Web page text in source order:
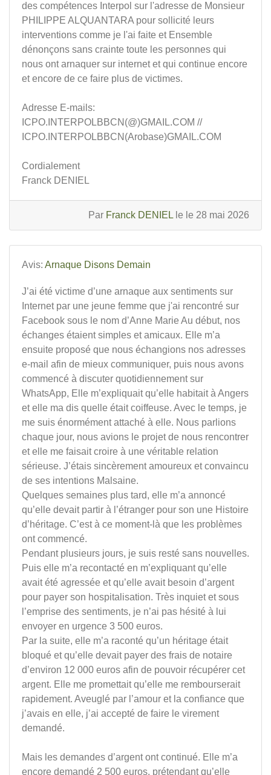
des compétences Interpol sur l'adresse de Monsieur
PHILIPPE ALQUANTARA pour sollicité leurs
interventions comme je l'ai faite et Ensemble
dénonçons sans crainte toute les personnes qui
nous ont arnaquer sur internet et qui continue encore
et encore de ce faire plus de victimes.
Adresse E-mails:
ICPO.INTERPOLBBCN(@)GMAIL.COM //
ICPO.INTERPOLBBCN(Arobase)GMAIL.COM
Cordialement
Franck DENIEL
Par Franck DENIEL le le 28 mai 2026
Avis: Arnaque Disons Demain
J’ai été victime d’une arnaque aux sentiments sur
Internet par une jeune femme que j'ai rencontré sur
Facebook sous le nom d’Anne Marie Au début, nos
échanges étaient simples et amicaux. Elle m’a
ensuite proposé que nous échangions nos adresses
e-mail afin de mieux communiquer, puis nous avons
commencé à discuter quotidiennement sur
WhatsApp, Elle m’expliquait qu’elle habitait à Angers
et elle ma dis quelle était coiffeuse. Avec le temps, je
me suis énormément attaché à elle. Nous parlions
chaque jour, nous avions le projet de nous rencontrer
et elle me faisait croire à une véritable relation
sérieuse. J’étais sincèrement amoureux et convaincu
de ses intentions Malsaine.
Quelques semaines plus tard, elle m’a annoncé
qu’elle devait partir à l’étranger pour son une Histoire
d’héritage. C’est à ce moment-là que les problèmes
ont commencé.
Pendant plusieurs jours, je suis resté sans nouvelles.
Puis elle m’a recontacté en m’expliquant qu’elle
avait été agressée et qu’elle avait besoin d’argent
pour payer son hospitalisation. Très inquiet et sous
l’emprise des sentiments, je n’ai pas hésité à lui
envoyer en urgence 3 500 euros.
Par la suite, elle m’a raconté qu’un héritage était
bloqué et qu’elle devait payer des frais de notaire
d’environ 12 000 euros afin de pouvoir récupérer cet
argent. Elle me promettait qu’elle me rembourserait
rapidement. Aveuglé par l’amour et la confiance que
j’avais en elle, j’ai accepté de faire le virement
demandé.
Mais les demandes d’argent ont continué. Elle m’a
encore demandé 2 500 euros, prétendant qu’elle